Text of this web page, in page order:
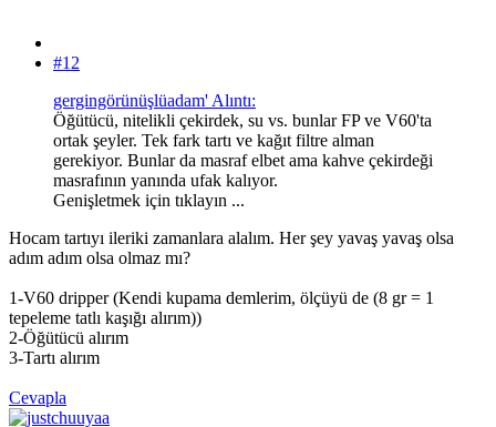
#12
gergingörünüşlüadam' Alıntı:
Öğütücü, nitelikli çekirdek, su vs. bunlar FP ve V60'ta
ortak şeyler. Tek fark tartı ve kağıt filtre alman
gerekiyor. Bunlar da masraf elbet ama kahve çekirdeği
masrafının yanında ufak kalıyor.
Genişletmek için tıklayın ...
Hocam tartıyı ileriki zamanlara alalım. Her şey yavaş yavaş olsa
adım adım olsa olmaz mı?
1-V60 dripper (Kendi kupama demlerim, ölçüyü de (8 gr = 1
tepeleme tatlı kaşığı alırım))
2-Öğütücü alırım
3-Tartı alırım
Cevapla